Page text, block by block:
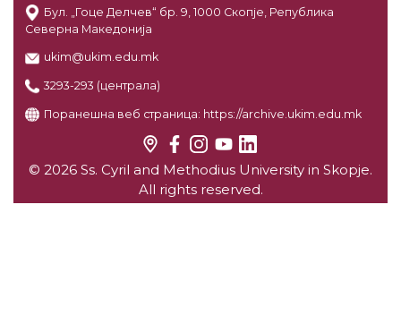
Бул. „Гоце Делчев“ бр. 9, 1000 Скопје, Република
Северна Македонија
ukim@ukim.edu.mk
3293-293 (централа)
Поранешна веб страница: https://archive.ukim.edu.mk
© 2026 Ss. Cyril and Methodius University in Skopje.
All rights reserved.